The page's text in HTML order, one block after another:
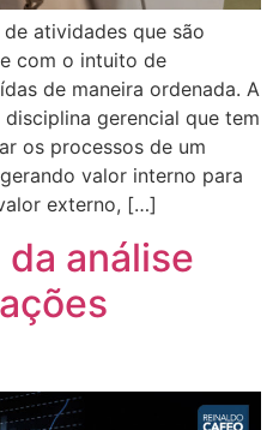
atividades que são
com o intuito de
de maneira ordenada. A
gerencial que tem
os processos de um
valor interno para
externo, […]
análise